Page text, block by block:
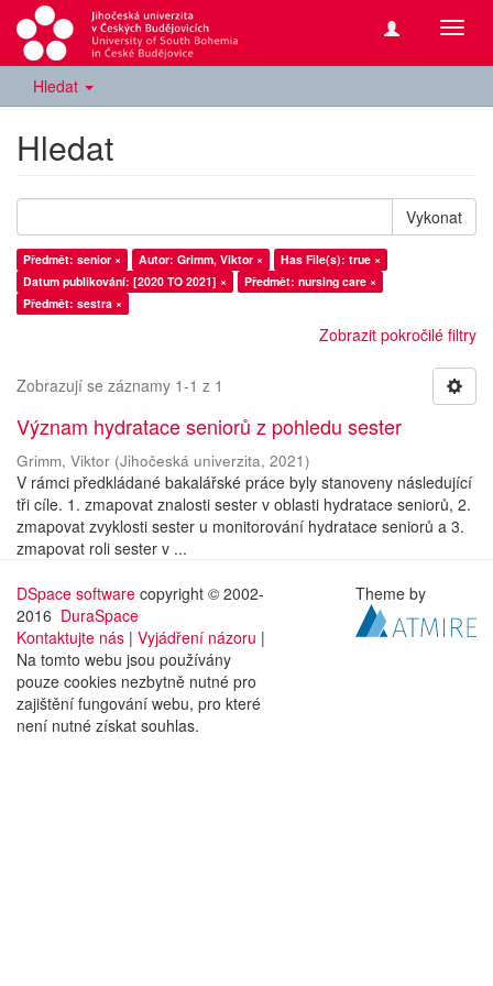
Hledat
Hledat
Vykonat
Předmět: senior × Autor: Grimm, Viktor ×
Has File(s): true ×
Datum publikování: [2020 TO 2021] ×
Předmět: nursing care ×
Předmět: sestra ×
Zobrazit pokročilé filtry
Zobrazují se záznamy 1-1 z 1
Význam hydratace seniorů z pohledu sester
Grimm, Viktor (Jihočeská univerzita, 2021)
V rámci předkládané bakalářské práce byly stanoveny následující
tři cíle. 1. zmapovat znalosti sester v oblasti hydratace seniorů, 2.
zmapovat zvyklosti sester u monitorování hydratace seniorů a 3.
zmapovat roli sester v ...
DSpace software copyright © 2002-
2016 DuraSpace
Kontaktujte nás | Vyjádření názoru |
Na tomto webu jsou používány
pouze cookies nezbytně nutné pro
zajištění fungování webu, pro které
není nutné získat souhlas.
Theme by